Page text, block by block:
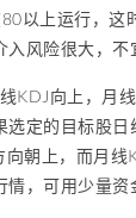
以上运行，这
风险很大，不
KDJ向上，月
选定的目标股日
朝上，而月线
，可用少量资